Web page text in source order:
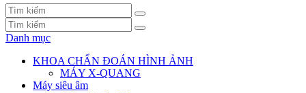
Danh mục
KHOA CHẨN ĐOÁN HÌNH ẢNH
MÁY X-QUANG
Máy siêu âm